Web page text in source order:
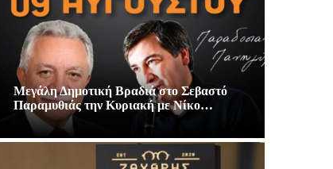
Μεγάλη Δημοτική Βραδιά στο Σεβαστό
Παραμυθιάς την Κυριακή με Νίκο…